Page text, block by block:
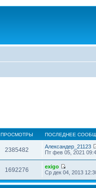
ПРОСМОТРЫ ПОСЛЕДНЕЕ
2385482
Александер_21123
Пт фев 05, 2021
1692276
exigo
Ср дек 04, 2013